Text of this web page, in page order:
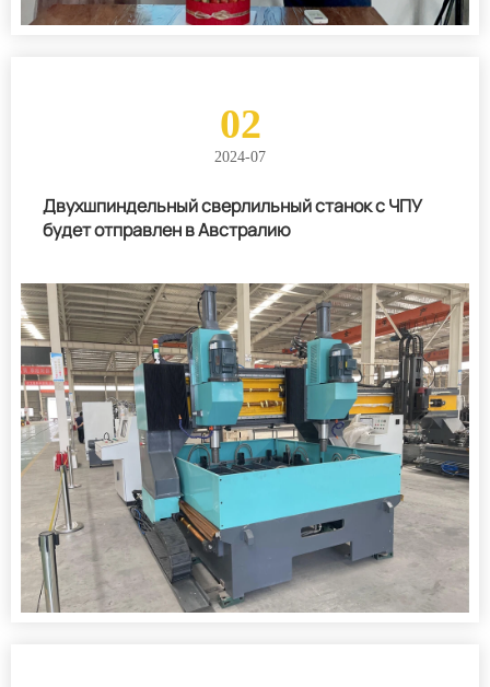
02
2024-07
Двухшпиндельный сверлильный станок с ЧПУ
будет отправлен в Австралию